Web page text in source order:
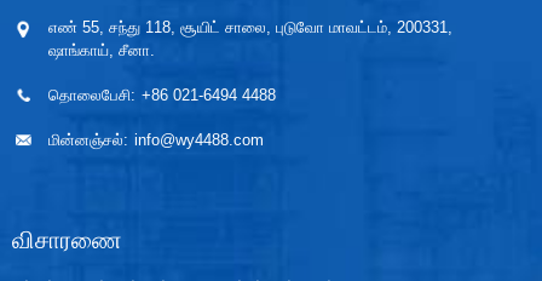
எண் 55, சந்து 118, சூயிட் சாலை, புடுவோ மாவட்டம், 200331,
ஷாங்காய், சீனா.
தொலைபேசி: +86 021-6494 4488
மின்னஞ்சல்: info@wy4488.com
விசாரணை